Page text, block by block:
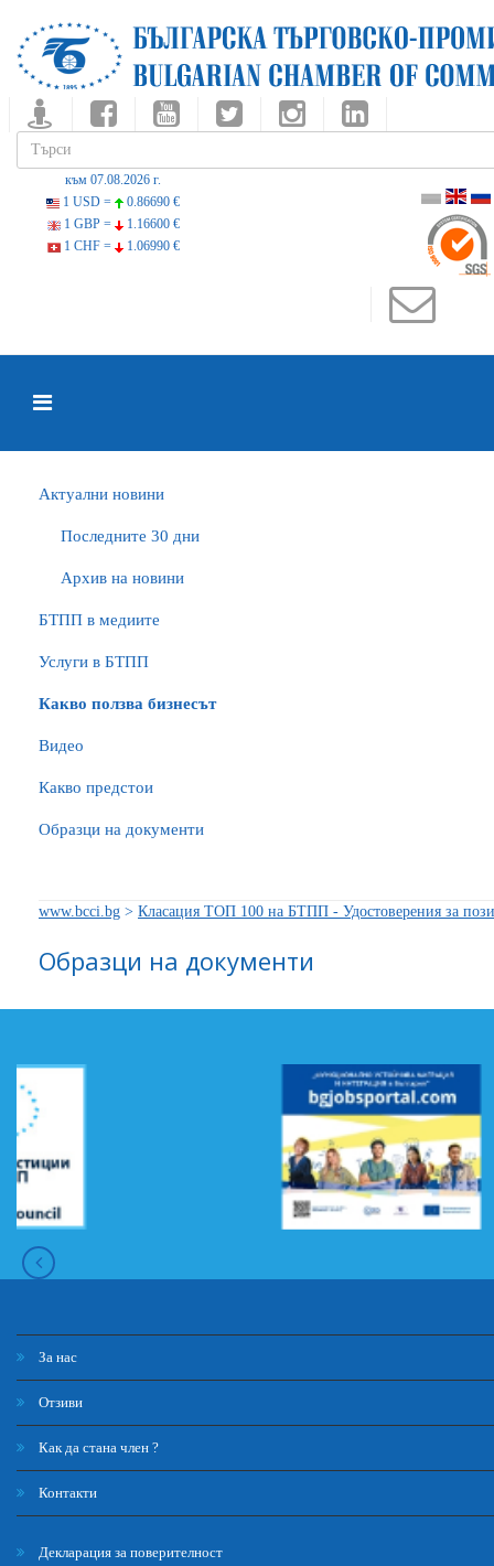
към 07.08.2026 г.
1 USD =
0.86690 €
1 GBP =
1.16600 €
1 CHF =
1.06990 €
Актуални новини
Последните 30 дни
Архив на новини
БTПП в медиите
Услуги в БТПП
Какво ползва бизнесът
Видео
Какво предстои
Образци на документи
www.bcci.bg > Класация ТОП 100 на БТПП - Удостоверения за
Образци на документи
За нас
Отзиви
Как да стана член ?
Контакти
Декларация за поверителност